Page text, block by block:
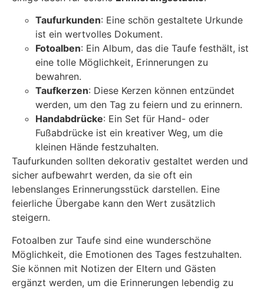
Taufurkunden: Eine schön gestaltete Urkunde
ist ein wertvolles Dokument.
Fotoalben: Ein Album, das die Taufe festhält, ist
eine tolle Möglichkeit, Erinnerungen zu
bewahren.
Taufkerzen: Diese Kerzen können entzündet
werden, um den Tag zu feiern und zu erinnern.
Handabdrücke: Ein Set für Hand- oder
Fußabdrücke ist ein kreativer Weg, um die
kleinen Hände festzuhalten.
Taufurkunden sollten dekorativ gestaltet werden und
sicher aufbewahrt werden, da sie oft ein
lebenslanges Erinnerungsstück darstellen. Eine
feierliche Übergabe kann den Wert zusätzlich
steigern.
Fotoalben zur Taufe sind eine wunderschöne
Möglichkeit, die Emotionen des Tages festzuhalten.
Sie können mit Notizen der Eltern und Gästen
ergänzt werden, um die Erinnerungen lebendig zu